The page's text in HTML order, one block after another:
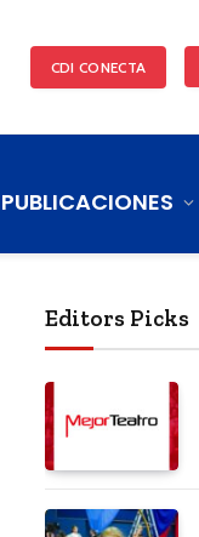
CDI CONECTA
PUBLICACIONES
Editors Picks